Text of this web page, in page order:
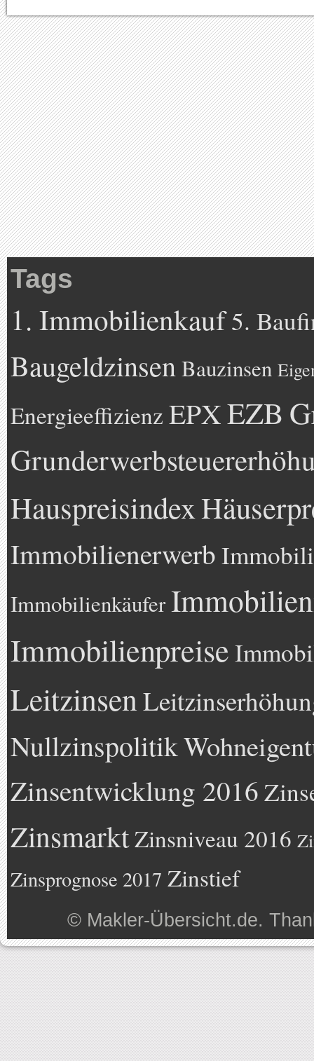
Tags
1. Immobilienkauf5.
BaugeldzinsenBauzinsen
Energieeffizienz EPXEZB
Hauspreisindex
Immobilienerwerb
Immobilienkäufer
Immobilienpreise
Leitzinsen
Nullzinspolitik
Zinsentwicklung 2016
Zinsmarkt Zinsniveau 2016
Zinsprognose 2017 Zinstief
© Makler-Übersicht.de.